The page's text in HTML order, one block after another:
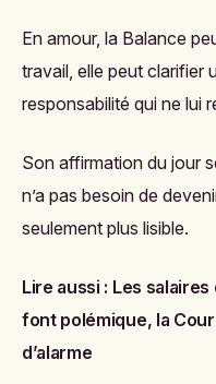
En amour, la Balance
travail, elle peut clarifier
responsabilité qui ne lui
Son affirmation du jour
n’a pas besoin de
seulement plus lisible.
Lire aussi : Les salaires
font polémique, la
d’alarme